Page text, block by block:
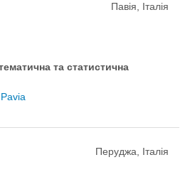
Павія, Італія
та статистичнa
Перуджа, Італія